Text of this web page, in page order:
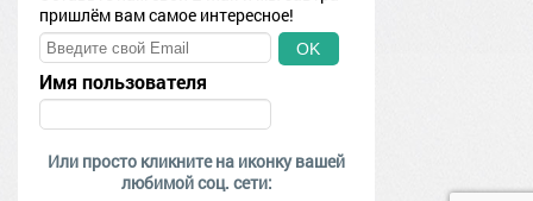
пришлём вам самое интересное!
OK
Имя пользователя
Или просто кликните на иконку вашей
любимой соц. сети: